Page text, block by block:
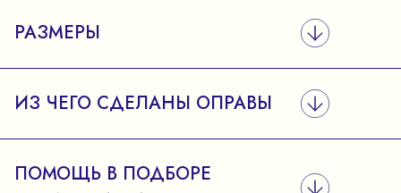
РАЗМЕРЫ
ИЗ ЧЕГО СДЕЛАНЫ ОПРАВЫ
ПОМОЩЬ В ПОДБОРЕ